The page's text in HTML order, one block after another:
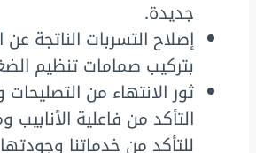
جديدة.
إصلاح التسربات الناتجة عن
بتركيب صمامات تنظيم
ثور الانتهاء من التصليحات
التأكد من فاعلية
للتأكد من خدماتنا